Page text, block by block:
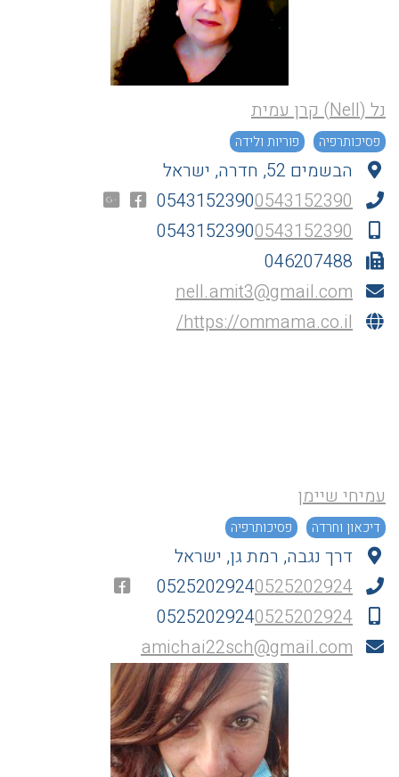
נל (Nell) קרן עמית
פסיכותרפיה פוריות ולידה
הבשמים 52, חדרה, ישראל
05431523900543152390
05431523900543152390
046207488
nell.amit3@gmail.com
https://ommama.co.il/
עמיחי שיימן
דיכאון וחרדה פסיכותרפיה
דרך נגבה, רמת גן, ישראל
05252029240525202924
05252029240525202924
amichai22sch@gmail.com